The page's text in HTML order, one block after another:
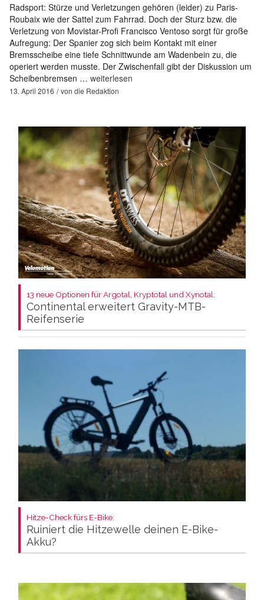
Radsport: Stürze und Verletzungen gehören (leider) zu Paris-
Roubaix wie der Sattel zum Fahrrad. Doch der Sturz bzw. die
Verletzung von Movistar-Profi Francisco Ventoso sorgt für große
Aufregung: Der Spanier zog sich beim Kontakt mit einer
Bremsscheibe eine tiefe Schnittwunde am Wadenbein zu, die
operiert werden musste. Der Zwischenfall gibt der Diskussion um
Scheibenbremsen … weiterlesen
13. April 2016 von die Redaktion
13 neue Optionen für Argotal, Kryptotal und Xynotal:
Continental erweitert Gravity-MTB-
Reifenserie
Hitze-Check fürs E-Bike:
Ruiniert die Hitzewelle deinen E-Bike-
Akku?